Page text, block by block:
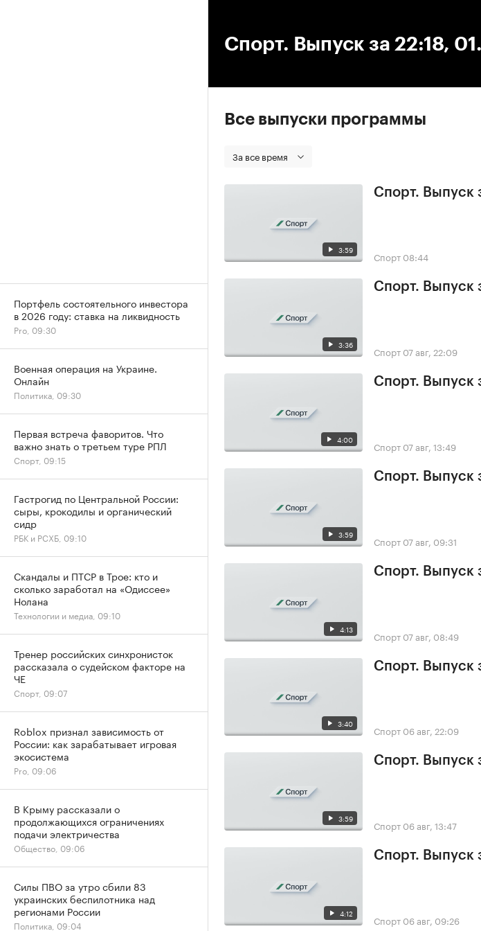
Спорт. Выпуск за 22:18,
Все выпуски программы
За все время
3:59
Спорт. Выпуск
Спорт 08:44
3:36
Спорт. Выпуск
Спорт 07 авг, 22:09
4:00
Спорт. Выпуск
Спорт 07 авг, 13:49
3:59
Спорт. Выпуск
Спорт 07 авг, 09:31
4:13
Спорт. Выпуск
Спорт 07 авг, 08:49
3:40
Спорт. Выпуск
Спорт 06 авг, 22:09
3:59
Спорт. Выпуск
Спорт 06 авг, 13:47
4:12
Спорт. Выпуск
Спорт 06 авг, 09:26
Портфель состоятельного инвестора
в 2026 году: ставка на ликвидность
Pro, 09:30
Военная операция на Украине.
Онлайн
Политика, 09:30
Первая встреча фаворитов. Что
важно знать о третьем туре РПЛ
Спорт, 09:15
Гастрогид по Центральной России:
сыры, крокодилы и органический
сидр
РБК и РСХБ, 09:10
Скандалы и ПТСР в Трое: кто и
сколько заработал на «Одиссее»
Нолана
Технологии и медиа, 09:10
Тренер российских синхронисток
рассказала о судейском факторе на
ЧЕ
Спорт, 09:07
Roblox признал зависимость от
России: как зарабатывает игровая
экосистема
Pro, 09:06
В Крыму рассказали о
продолжающихся ограничениях
подачи электричества
Общество, 09:06
Силы ПВО за утро сбили 83
украинских беспилотника над
регионами России
Политика, 09:04